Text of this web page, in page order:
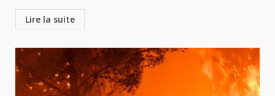
Lire la suite